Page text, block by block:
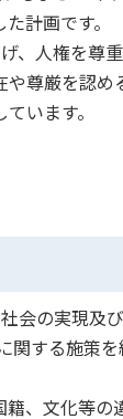
計画です。
、人権を尊
や尊厳を認め
います。
会の実現及
関する施策
、文化等